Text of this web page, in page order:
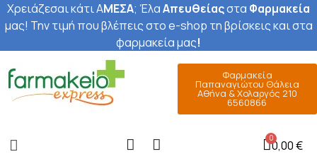
Χρειάζεσαι κάτι ΑΜΕΣΑ; ΈλαΑπευθείαςστα Φαρμακεία
μας! Την τιμή που βλέπεις στο e-shop τη βρίσκεις και στα
φαρμακεία μας!
Φαρμακεία
Παπαναγιώτου Θάλεια
Αθήνα & Χολαργός 210
6560866
0,00 €